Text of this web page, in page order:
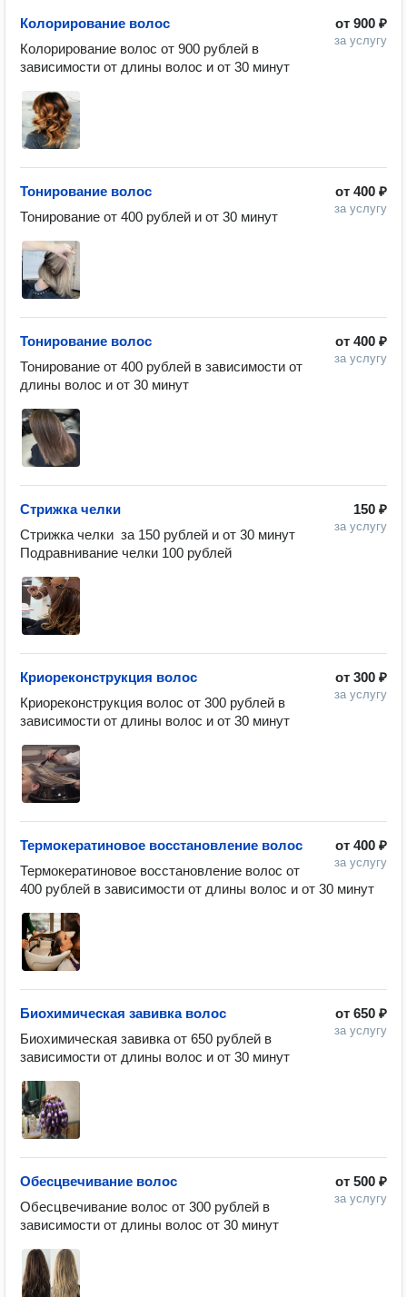
от 900 ₽
за услугу
Колорирование волос
Колорирование волос от 900 рублей в
зависимости от длины волос и от 30 минут
от 400 ₽
за услугу
Тонирование волос
Тонирование от 400 рублей и от 30 минут
от 400 ₽
за услугу
Тонирование волос
Тонирование от 400 рублей в зависимости от
длины волос и от 30 минут
150 ₽
за услугу
Стрижка челки
Стрижка челки  за 150 рублей и от 30 минут
Подравнивание челки 100 рублей
от 300 ₽
за услугу
Криореконструкция волос
Криореконструкция волос от 300 рублей в
зависимости от длины волос и от 30 минут
от 400 ₽
за услугу
Термокератиновое восстановление волос
Термокератиновое восстановление волос от
400 рублей в зависимости от длины волос и от 30 минут
от 650 ₽
за услугу
Биохимическая завивка волос
Биохимическая завивка от 650 рублей в
зависимости от длины волос и от 30 минут
от 500 ₽
за услугу
Обесцвечивание волос
Обесцвечивание волос от 300 рублей в
зависимости от длины волос от 30 минут